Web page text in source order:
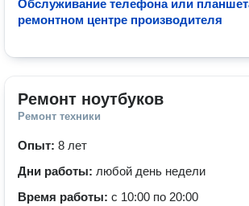
Обслуживание телефона или
ремонтном центре производителя
Ремонт ноутбуков
Ремонт техники
Опыт: 8 лет
Дни работы: любой день недели
Время работы: с 10:00 по 20:00